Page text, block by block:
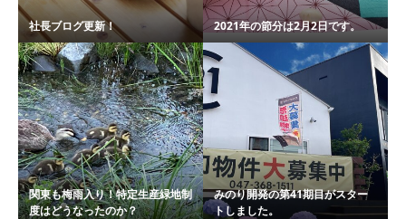
社長ブログ更新！ 2021年の節分は2月2日です。
関東も梅雨入り！特定生産緑地制
度はどうなったのか？
みのり開発の第41期目がスター
トしました。